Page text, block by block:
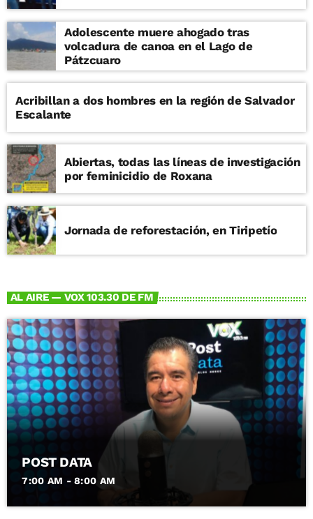
Adolescente muere ahogado tras
volcadura de canoa en el Lago de
Pátzcuaro
Acribillan a dos hombres en la región de Salvador
Escalante
Abiertas, todas las líneas de investigación
por feminicidio de Roxana
Jornada de reforestación, en Tiripetío
AL AIRE — VOX 103.30 DE FM
POST DATA
7:00 AM - 8:00 AM